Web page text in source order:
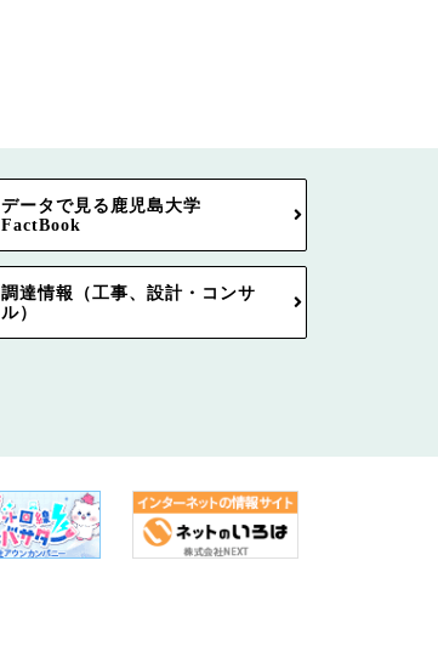
データで見る鹿児島大学
FactBook
調達情報（工事、設計・コンサ
ル）